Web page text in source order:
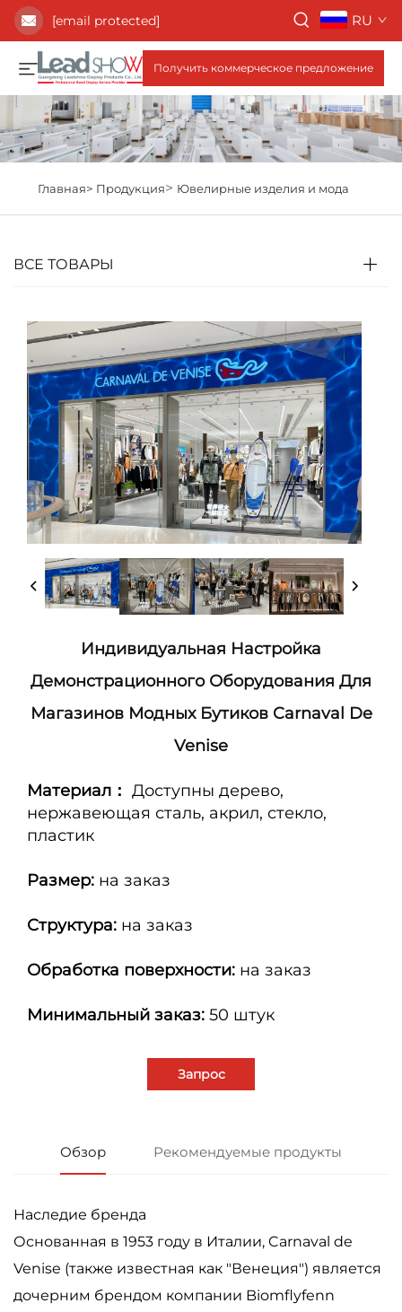
[email protected] RU
Получить коммерческое предложение
Главная> Продукция> Ювелирные изделия и мода
ВСЕ ТОВАРЫ
Индивидуальная Настройка
Демонстрационного Оборудования Для
Магазинов Модных Бутиков Carnaval De
Venise
Материал： Доступны дерево,
нержавеющая сталь, акрил, стекло,
пластик
Размер: на заказ
Структура: на заказ
Обработка поверхности: на заказ
Минимальный заказ: 50 штук
Запрос
Обзор Рекомендуемые продукты
Наследие бренда
Основанная в 1953 году в Италии, Carnaval de
Venise (также известная как "Венеция") является
дочерним брендом компании Biomflyfenn